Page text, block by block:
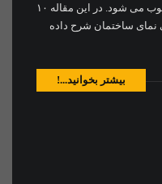
معماری ساختمان محسوب می شود‌. در این مقاله ۱۰
ساختمان شرح داده
بیشتر بخوانید...!